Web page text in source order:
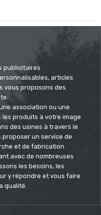
publicitaires
articles
vous proposons des
association ou une
produits à votre image
des usines à travers le
un service de
et de fabrication
avec de nombreuses
les besoins, les
y répondre et vous faire
qualité.